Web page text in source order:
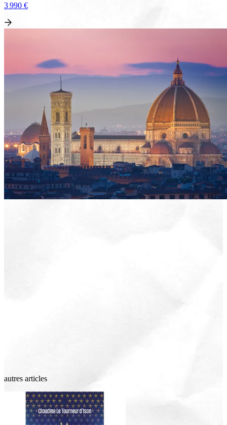
3 990 €
Voir le voyage
autres articles